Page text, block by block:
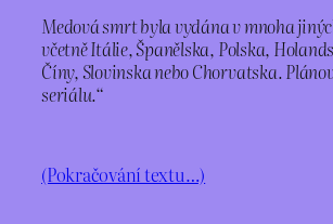
Medová smrt byla vydána v mnoha
včetně Itálie, Španělska, Polska,
Číny, Slovinska nebo Chorvatska.
seriálu.“
(Pokračování textu…)